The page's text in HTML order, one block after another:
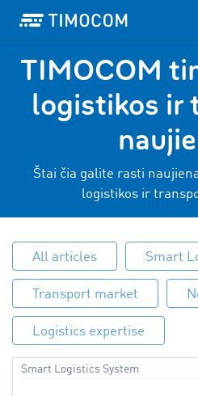
TIMOCOM
logistikos ir
Štai čia galite rasti
logistikos ir
All articles Smart
Transport market
Logistics expertise
Smart Logistics System